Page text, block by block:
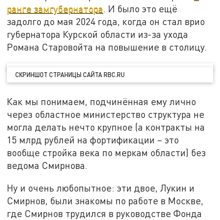
ранге замгубернатора. И было это ещё
задолго до мая 2024 года, когда он стал врио
губернатора Курской области из-за ухода
Романа Старовойта на повышение в столицу.
СКРИНШОТ СТРАНИЦЫ САЙТА RBC.RU
Как мы понимаем, подчинённая ему лично
через областное министерство структура не
могла делать нечто крупное (а контракты на
15 млрд рублей на фортификации – это
вообще стройка века по меркам области) без
ведома Смирнова.
Ну и очень любопытное: эти двое, Лукин и
Смирнов, были знакомы по работе в Москве,
где Смирнов трудился в руководстве Фонда